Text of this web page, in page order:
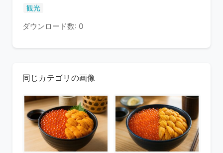
観光
ダウンロード数: 0
同じカテゴリの画像